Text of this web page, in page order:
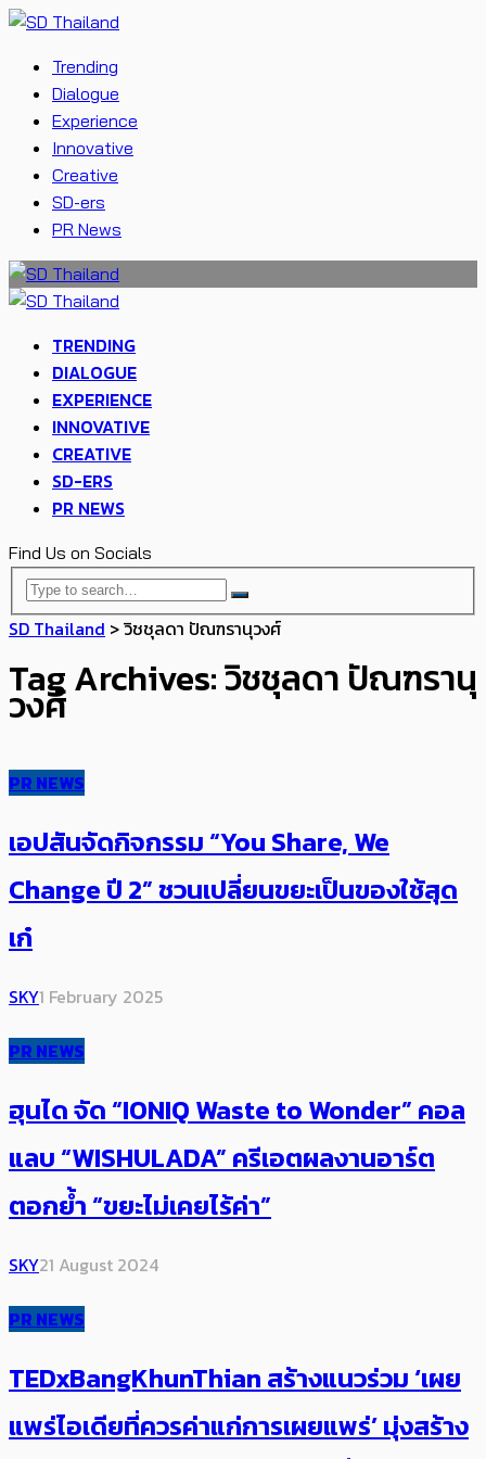
Trending
Dialogue
Experience
Innovative
Creative
SD-ers
PR News
TRENDING
DIALOGUE
EXPERIENCE
INNOVATIVE
CREATIVE
SD-ERS
PR NEWS
Find Us on Socials
SD Thailand >วิชชุลดา ปัณฑรานุวงศ์
Tag Archives: วิชชุลดา ปัณฑรานุ
วงศ์
PR NEWS
เอปสันจัดกิจกรรม “You Share, We
Change ปี 2” ชวนเปลี่ยนขยะเป็นของใช้สุด
เก๋
SKY1 February 2025
PR NEWS
ฮุนได จัด “IONIQ Waste to Wonder” คอล
แลบ “WISHULADA” ครีเอตผลงานอาร์ต
ตอกย้ำ “ขยะไม่เคยไร้ค่า”
SKY21 August 2024
PR NEWS
TEDxBangKhunThian สร้างแนวร่วม ‘เผย
แพร่ไอเดียที่ควรค่าแก่การเผยแพร่’ มุ่งสร้าง